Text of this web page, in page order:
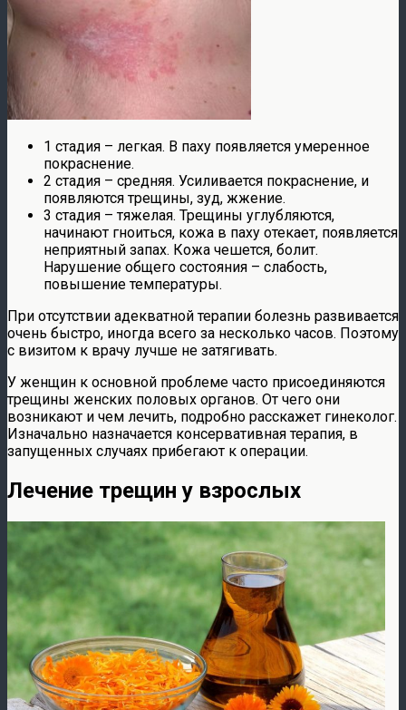
1 стадия – легкая. В паху появляется умеренное
покраснение.
2 стадия – средняя. Усиливается покраснение, и
появляются трещины, зуд, жжение.
3 стадия – тяжелая. Трещины углубляются,
начинают гноиться, кожа в паху отекает, появляется
неприятный запах. Кожа чешется, болит.
Нарушение общего состояния – слабость,
повышение температуры.
При отсутствии адекватной терапии болезнь развивается
очень быстро, иногда всего за несколько часов. Поэтому
с визитом к врачу лучше не затягивать.
У женщин к основной проблеме часто присоединяются
трещины женских половых органов. От чего они
возникают и чем лечить, подробно расскажет гинеколог.
Изначально назначается консервативная терапия, в
запущенных случаях прибегают к операции.
Лечение трещин у взрослых